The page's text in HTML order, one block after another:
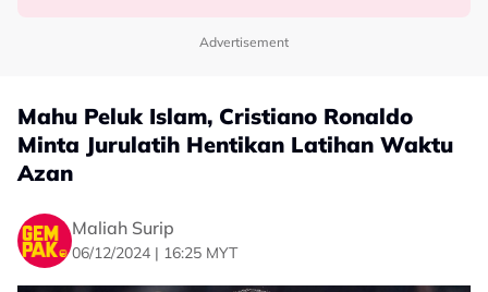
Advertisement
Mahu Peluk Islam, Cristiano Ronaldo
Minta Jurulatih Hentikan Latihan Waktu
Azan
Maliah Surip
06/12/2024 | 16:25 MYT